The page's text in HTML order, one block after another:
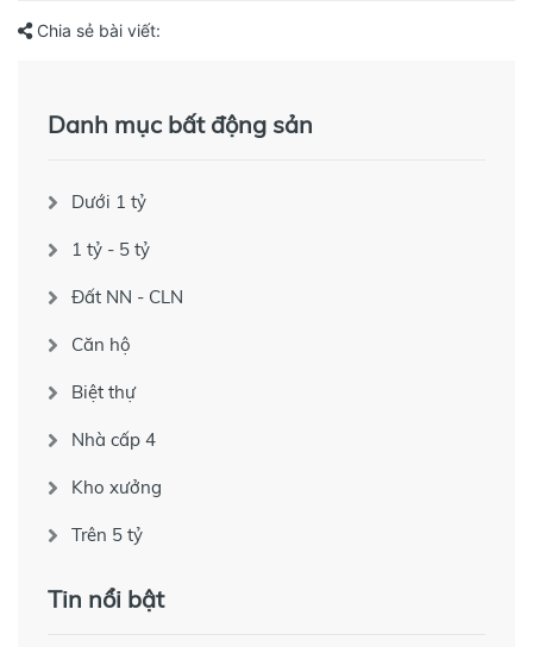
Chia sẻ bài viết:
Danh mục bất động sản
Dưới 1 tỷ
1 tỷ - 5 tỷ
Đất NN - CLN
Căn hộ
Biệt thự
Nhà cấp 4
Kho xưởng
Trên 5 tỷ
Tin nổi bật